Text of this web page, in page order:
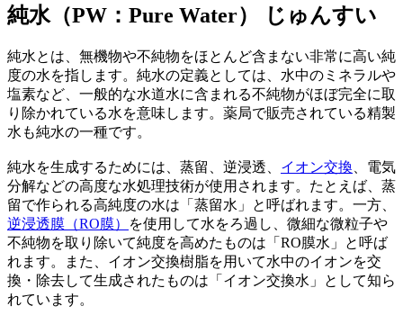
純水（PW：Pure Water） じゅんすい
純水とは、無機物や不純物をほとんど含まない非常に高い純
度の水を指します。純水の定義としては、水中のミネラルや
塩素など、一般的な水道水に含まれる不純物がほぼ完全に取
り除かれている水を意味します。薬局で販売されている精製
水も純水の一種です。
純水を生成するためには、蒸留、逆浸透、 イオン交換 、電気
分解などの高度な水処理技術が使用されます。たとえば、蒸
留で作られる高純度の水は「蒸留水」と呼ばれます。一方、
逆浸透膜（RO膜）
を使用して水をろ過し、微細な微粒子や
不純物を取り除いて純度を高めたものは「RO膜水」と呼ば
れます。また、イオン交換樹脂を用いて水中のイオンを交
換・除去して生成されたものは「イオン交換水」として知ら
れています。